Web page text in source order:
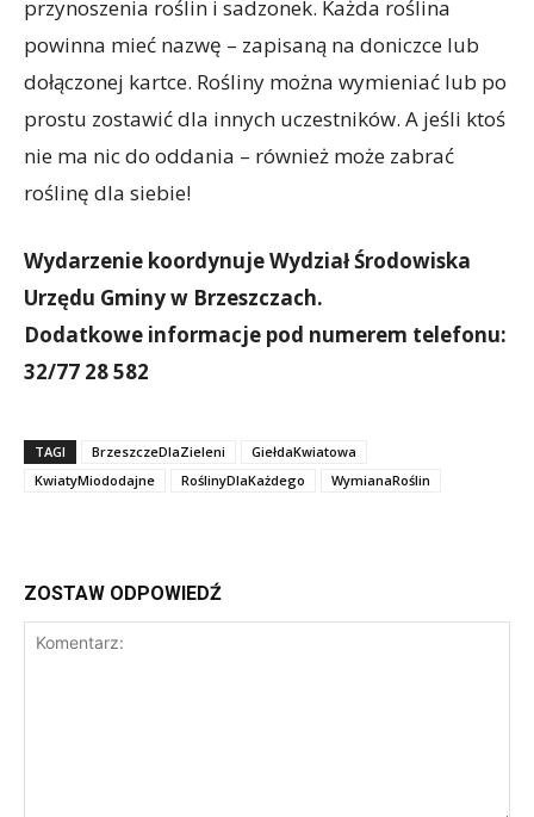
przynoszenia roślin i sadzonek. Każda roślina
powinna mieć nazwę – zapisaną na doniczce lub
dołączonej kartce. Rośliny można wymieniać lub po
prostu zostawić dla innych uczestników. A jeśli ktoś
nie ma nic do oddania – również może zabrać
roślinę dla siebie!
Wydarzenie koordynuje Wydział Środowiska
Urzędu Gminy w Brzeszczach.
Dodatkowe informacje pod numerem telefonu:
32/77 28 582
TAGI BrzeszczeDlaZieleni
GiełdaKwiatowa
KwiatyMiododajne
RoślinyDlaKażdego WymianaRoślin
ZOSTAW ODPOWIEDŹ